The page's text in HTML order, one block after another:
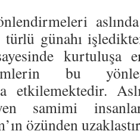
günahı
kurtuluşa
bu
etkilemektedir.
samimi
özünden